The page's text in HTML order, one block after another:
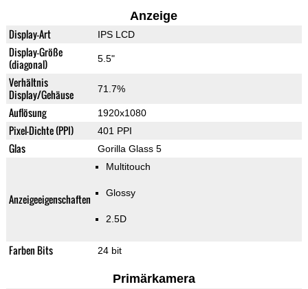
Anzeige
Display-Art IPS LCD
Display-Größe
(diagonal)
5.5"
Verhältnis
Display/Gehäuse
71.7%
Auflösung 1920x1080
Pixel-Dichte (PPI) 401 PPI
Glas Gorilla Glass 5
Anzeigeeigenschaften
Multitouch
Glossy
2.5D
Farben Bits 24 bit
Primärkamera